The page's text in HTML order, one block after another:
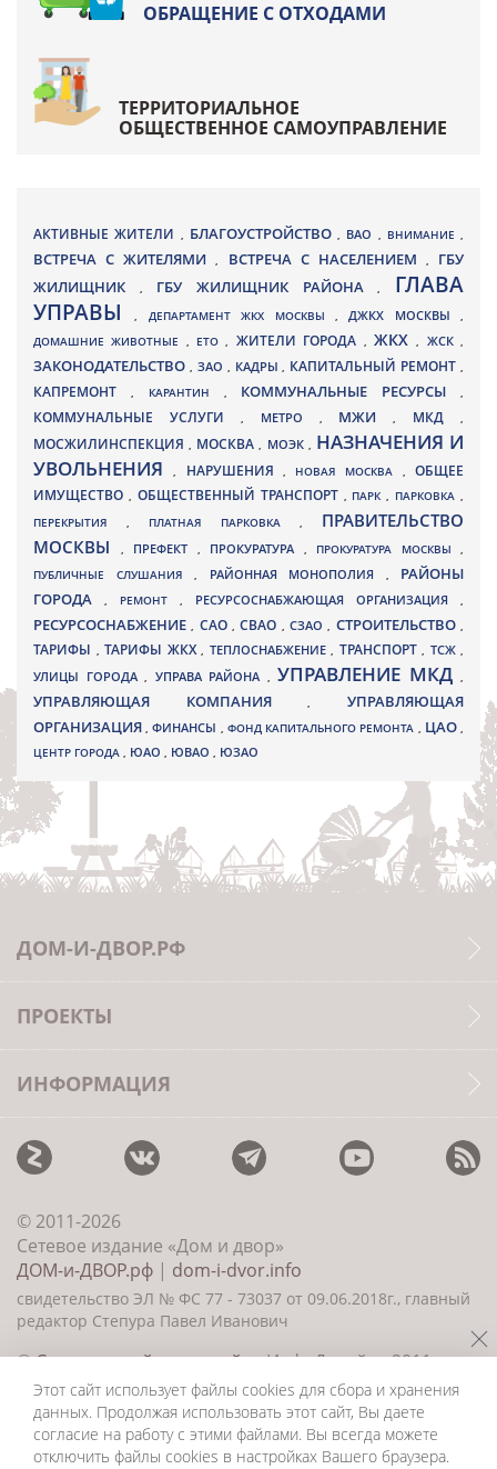
ОБРАЩЕНИЕ С ОТХОДАМИ
ТЕРРИТОРИАЛЬНОЕ
ОБЩЕСТВЕННОЕ САМОУПРАВЛЕНИЕ
АКТИВНЫЕ ЖИТЕЛИ , БЛАГОУСТРОЙСТВО , ВАО , ВНИМАНИЕ ,
ВСТРЕЧА С ЖИТЕЛЯМИ, ВСТРЕЧА С НАСЕЛЕНИЕМ , ГБУ
ЖИЛИЩНИК
, ГБУ ЖИЛИЩНИК РАЙОНА, ГЛАВА
УПРАВЫ, ДЕПАРТАМЕНТ ЖКХ МОСКВЫ ,ДЖКХ МОСКВЫ ,
ДОМАШНИЕ ЖИВОТНЫЕ , ЕТО, ЖИТЕЛИ ГОРОДА , ЖКХ, ЖСК,
ЗАКОНОДАТЕЛЬСТВО , ЗАО , КАДРЫ, КАПИТАЛЬНЫЙ РЕМОНТ ,
КАПРЕМОНТ , КАРАНТИН , КОММУНАЛЬНЫЕ РЕСУРСЫ,
КОММУНАЛЬНЫЕ УСЛУГИ , МЕТРО , МЖИ, МКД ,
МОСЖИЛИНСПЕКЦИЯ, МОСКВА , МОЭК , НАЗНАЧЕНИЯ И
УВОЛЬНЕНИЯ, НАРУШЕНИЯ , НОВАЯ МОСКВА ,ОБЩЕЕ
ИМУЩЕСТВО , ОБЩЕСТВЕННЫЙ ТРАНСПОРТ , ПАРК, ПАРКОВКА ,
ПЕРЕКРЫТИЯ , ПЛАТНАЯ ПАРКОВКА , ПРАВИТЕЛЬСТВО
МОСКВЫ
, ПРЕФЕКТ , ПРОКУРАТУРА , ПРОКУРАТУРА МОСКВЫ ,
ПУБЛИЧНЫЕ СЛУШАНИЯ , РАЙОННАЯ МОНОПОЛИЯ , РАЙОНЫ
ГОРОДА
, РЕМОНТ , РЕСУРСОСНАБЖАЮЩАЯ ОРГАНИЗАЦИЯ ,
РЕСУРСОСНАБЖЕНИЕ, САО,СВАО ,СЗАО, СТРОИТЕЛЬСТВО,
ТАРИФЫ , ТАРИФЫ ЖКХ , ТЕПЛОСНАБЖЕНИЕ , ТРАНСПОРТ , ТСЖ ,
УЛИЦЫ ГОРОДА , УПРАВА РАЙОНА , УПРАВЛЕНИЕ МКД ,
УПРАВЛЯЮЩАЯ КОМПАНИЯ,УПРАВЛЯЮЩАЯ
ОРГАНИЗАЦИЯ,ФИНАНСЫ , ФОНД КАПИТАЛЬНОГО РЕМОНТА , ЦАО,
ЦЕНТР ГОРОДА , ЮАО , ЮВАО , ЮЗАО
ДОМ-И-ДВОР.РФ
ПРОЕКТЫ
ИНФОРМАЦИЯ
© 2011-2026
Сетевое издание «Дом и двор»
ДОМ-и-ДВОР.рф | dom-i-dvor.info
свидетельство ЭЛ № ФС 77 - 73037 от 09.06.2018г., главный
редактор Степура Павел Иванович
©Создание сайта и дизайн«ИнфоДизайн» 2011—
2026
Этот сайт использует файлы cookies для сбора и хранения
данных. Продолжая использовать этот сайт, Вы даете
согласие на работу с этими файлами. Вы всегда можете
отключить файлы cookies в настройках Вашего браузера.